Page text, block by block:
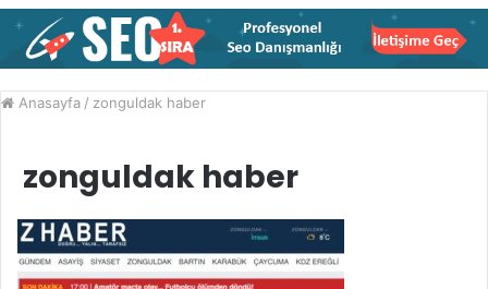
Anasayfa / zonguldak haber
zonguldak haber